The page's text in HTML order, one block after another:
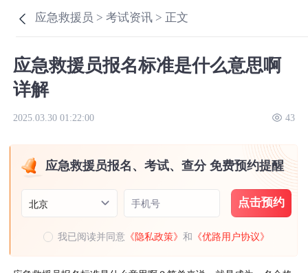
应急救援员 >考试资讯 > 正文
应急救援员报名标准是什么意思啊
详解
2025.03.30 01:22:00 43
应急救援员报名、考试、查分 免费预约提醒
北京 手机号 点击预约
我已阅读并同意 《隐私政策》和 《优路用户协议》